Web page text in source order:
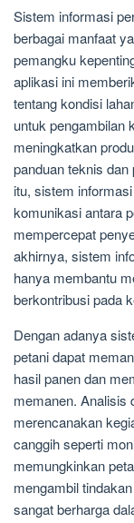
Sistem informasi
berbagai manfaat
pemangku
aplikasi ini
tentang kondisi
untuk pengambilan
meningkatkan
panduan teknis
itu, sistem
komunikasi antara
mempercepat
akhirnya, sistem
hanya membantu
berkontribusi pada
Dengan adanya
petani dapat
hasil panen dan
memanen. Analisis
merencanakan
canggih seperti
memungkinkan
mengambil
sangat berharga